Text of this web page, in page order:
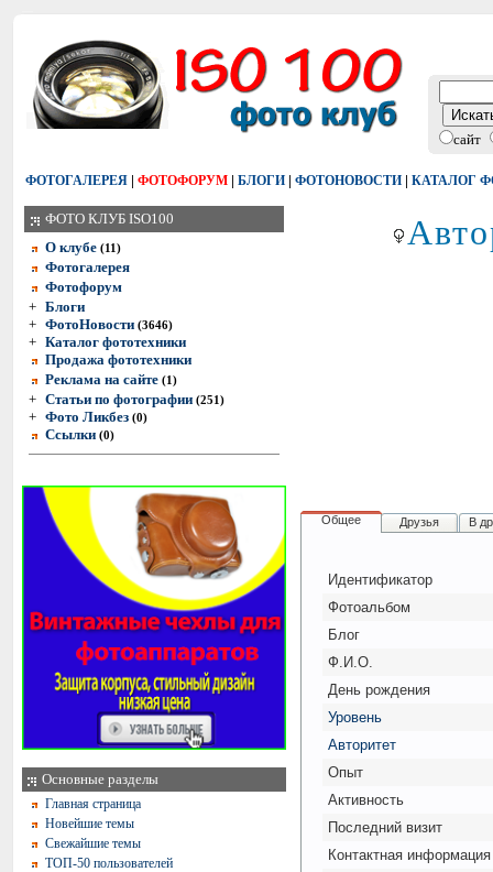
сайт
ФОТОГАЛЕРЕЯ | ФОТОФОРУМ | БЛОГИ | ФОТОНОВОСТИ | КАТАЛОГ
ФОТО КЛУБ ISO100
О клубе (11)
Фотогалерея
Фотофорум
+ Блоги
+ ФотоНовости (3646)
+ Каталог фототехники
Продажа фототехники
Реклама на сайте (1)
+ Статьи по фотографии (251)
+ Фото Ликбез (0)
Ссылки (0)
Основные разделы
Главная страница
Новейшие темы
Свежайшие темы
ТОП-50 пользователей
Общее Друзья В
Идентификатор
Фотоальбом
Блог
Ф.И.О.
День рождения
Уровень
Авторитет
Опыт
Активность
Последний визит
Контактная информация